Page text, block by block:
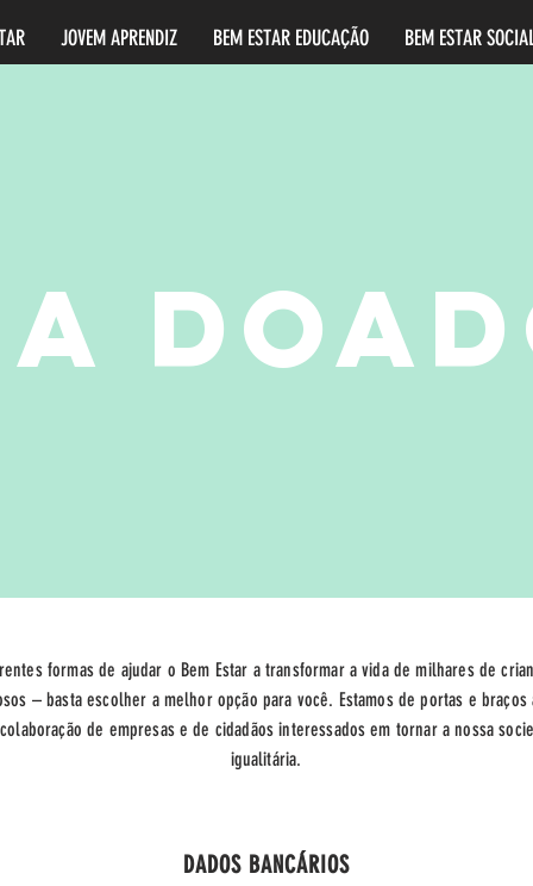
formas de ajudar o Bem Estar a transformar a vida de milhares de
– basta escolher a melhor opção para você. Estamos de portas e braços
de empresas e de cidadãos interessados em tornar a nossa
igualitária.
DADOS BANCÁRIOS
JOVEM APRENDIZ BEM ESTAR EDUCAÇÃO BEM ESTAR